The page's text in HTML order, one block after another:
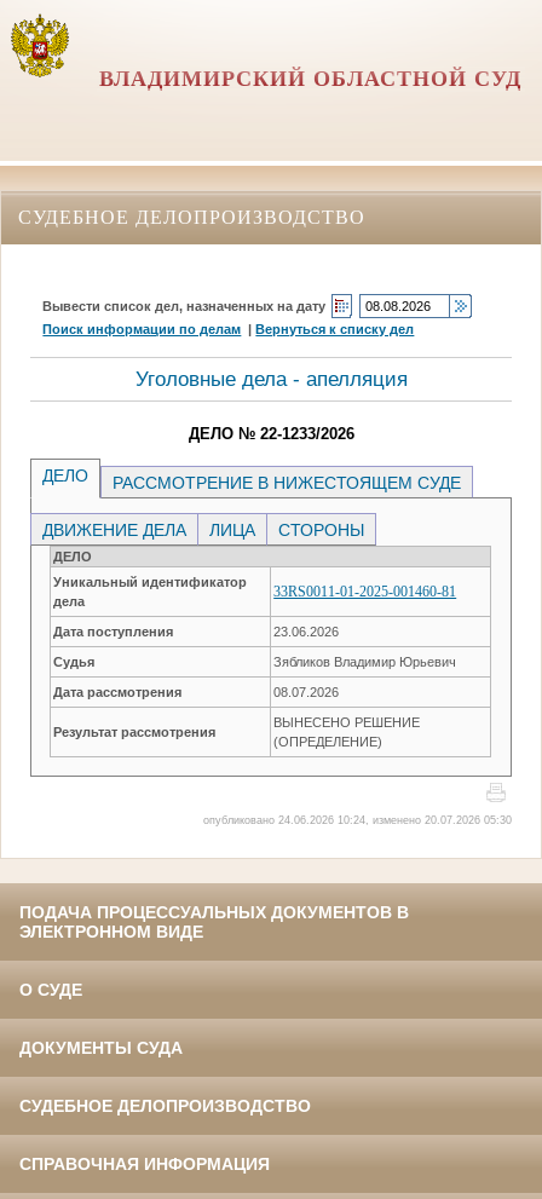
ВЛАДИМИРСКИЙ ОБЛАСТНОЙ СУД
СУДЕБНОЕ ДЕЛОПРОИЗВОДСТВО
Вывести список дел, назначенных на дату
Поиск информации по делам |Вернуться к списку дел
Уголовные дела - апелляция
ДЕЛО № 22-1233/2026
ДЕЛО РАССМОТРЕНИЕ В НИЖЕСТОЯЩЕМ СУДЕ
ДВИЖЕНИЕ ДЕЛА ЛИЦА СТОРОНЫ
ДЕЛО
Уникальный идентификатор
дела
33RS0011-01-2025-001460-81
Дата поступления 23.06.2026
Судья Зябликов Владимир Юрьевич
Дата рассмотрения 08.07.2026
Результат рассмотрения
ВЫНЕСЕНО РЕШЕНИЕ
(ОПРЕДЕЛЕНИЕ)
опубликовано 24.06.2026 10:24, изменено 20.07.2026 05:30
ПОДАЧА ПРОЦЕССУАЛЬНЫХ ДОКУМЕНТОВ В
ЭЛЕКТРОННОМ ВИДЕ
О СУДЕ
ДОКУМЕНТЫ СУДА
СУДЕБНОЕ ДЕЛОПРОИЗВОДСТВО
СПРАВОЧНАЯ ИНФОРМАЦИЯ